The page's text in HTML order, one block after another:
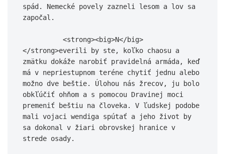
spád. Nemecké povely zazneli lesom a lov sa
započal.
</strong>everili by ste, koľko chaosu a
zmätku dokáže narobiť pravidelná armáda, keď
má v nepriestupnom teréne chytiť jednu alebo
možno dve beštie. Úlohou nás žrecov, ju bolo
obkľúčiť ohňom a s pomocou Dravinej moci
premeniť beštiu na človeka. V ľudskej podobe
mali vojaci wendiga spútať a jeho život by
sa dokonal v žiari obrovskej hranice v